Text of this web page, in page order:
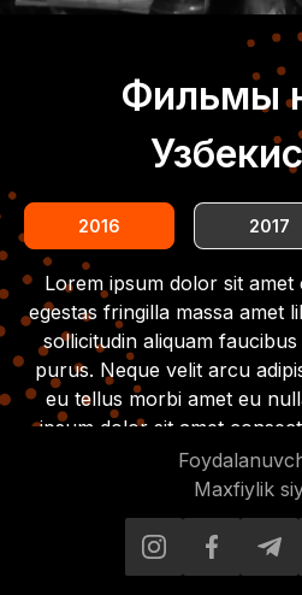
Фильмы
2016 2017
Lorem ipsum dolor sit amet
egestas fringilla massa amet
sollicitudin aliquam
purus. Neque velit arcu
eu tellus morbi amet eu
ipsum dolor sit amet
fringilla massa amet
sollicitudin aliquam
purus. Neque velit arcu
eu tellus morbi amet eu
Maxfiylik